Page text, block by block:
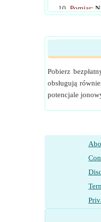
Pomiar:
Entalpia
Pomiar
Pobierz
obsługują
potencjale